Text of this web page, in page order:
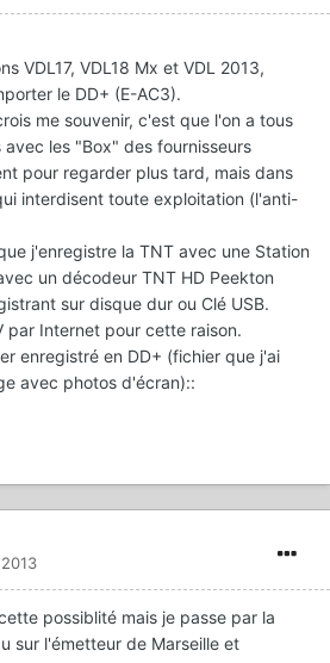
VDL17, VDL18 Mx et VDL 2013,
le DD+ (E-AC3).
me souvenir, c'est que l'on a tous
les "Box" des fournisseurs
pour regarder plus tard, mais dans
interdisent toute exploitation (l'anti-
j'enregistre la TNT avec une Station
un décodeur TNT HD Peekton
sur disque dur ou Clé USB.
par Internet pour cette raison.
enregistré en DD+ (fichier que j'ai
avec photos d'écran)::
possiblité mais je passe par la
sur l'émetteur de Marseille et